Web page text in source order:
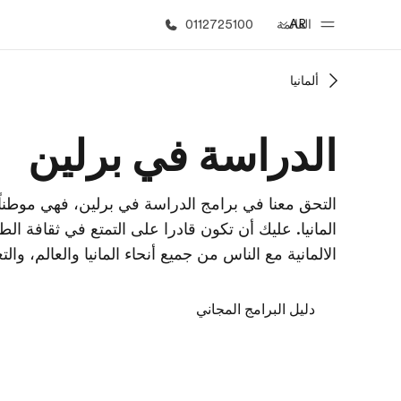
القائمة
AR
0112725100
أهلا بكم في إي أف شاهد كل ما
ألمانيا
الدراسة في برلين
التحق معنا في برامج الدراسة في برلين، فهي
المانيا. عليك أن تكون قادرا على التمتع في
الالمانية مع الناس من جميع أنحاء المانيا والعالم،
دليل البرامج المجاني